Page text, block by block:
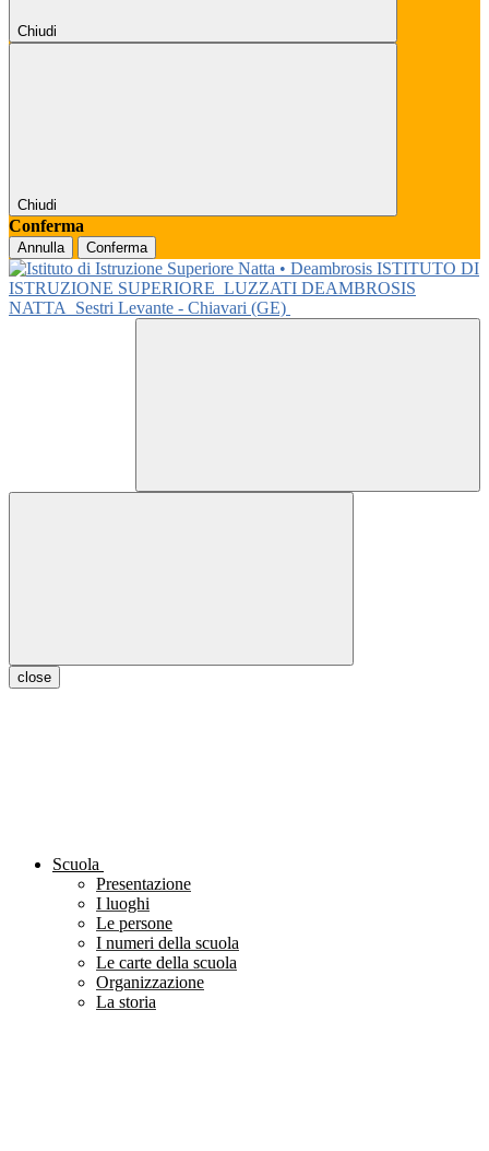
Chiudi
Chiudi
Conferma
Annulla Conferma
ISTITUTO DI
ISTRUZIONE SUPERIORE LUZZATI DEAMBROSIS
NATTA
Sestri Levante - Chiavari (GE)
close
Scuola
Presentazione
I luoghi
Le persone
I numeri della scuola
Le carte della scuola
Organizzazione
La storia